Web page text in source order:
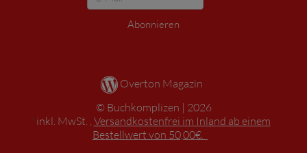
Abonnieren
Overton Magazin
Buchkomplizen
2026
* inkl. MwSt. , Versandkostenfrei im Inland ab einem
Bestellwert von 50,00€.